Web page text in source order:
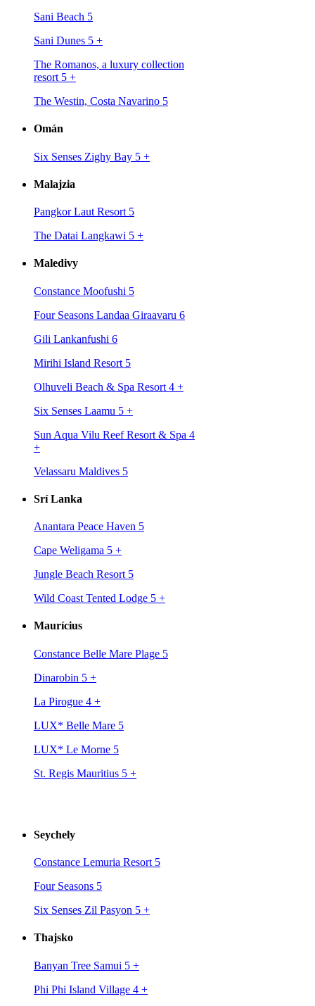
Sani Beach 5
Sani Dunes 5 +
The Romanos, a luxury collection
resort 5 +
The Westin, Costa Navarino 5
Omán
Six Senses Zighy Bay 5 +
Malajzia
Pangkor Laut Resort 5
The Datai Langkawi 5 +
Maledivy
Constance Moofushi 5
Four Seasons Landaa Giraavaru 6
Gili Lankanfushi 6
Mirihi Island Resort 5
Olhuveli Beach & Spa Resort 4 +
Six Senses Laamu 5 +
Sun Aqua Vilu Reef Resort & Spa 4
+
Velassaru Maldives 5
Srí Lanka
Anantara Peace Haven 5
Cape Weligama 5 +
Jungle Beach Resort 5
Wild Coast Tented Lodge 5 +
Maurícius
Constance Belle Mare Plage 5
Dinarobin 5 +
La Pirogue 4 +
LUX* Belle Mare 5
LUX* Le Morne 5
St. Regis Mauritius 5 +
Seychely
Constance Lemuria Resort 5
Four Seasons 5
Six Senses Zil Pasyon 5 +
Thajsko
Banyan Tree Samui 5 +
Phi Phi Island Village 4 +